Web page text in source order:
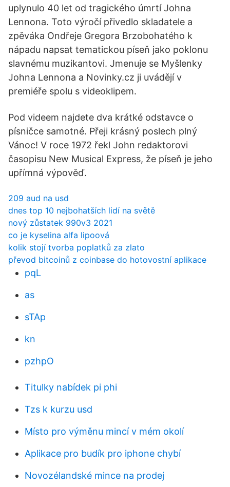
uplynulo 40 let od tragického úmrtí Johna
Lennona. Toto výročí přivedlo skladatele a
zpěváka Ondřeje Gregora Brzobohatého k
nápadu napsat tematickou píseň jako poklonu
slavnému muzikantovi. Jmenuje se Myšlenky
Johna Lennona a Novinky.cz ji uvádějí v
premiéře spolu s videoklipem.
Pod videem najdete dva krátké odstavce o
písničce samotné. Přeji krásný poslech plný
Vánoc! V roce 1972 řekl John redaktorovi
časopisu New Musical Express, že píseň je jeho
upřímná výpověď.
209 aud na usd
dnes top 10 nejbohatších lidí na světě
nový zůstatek 990v3 2021
co je kyselina alfa lipoová
kolik stojí tvorba poplatků za zlato
převod bitcoinů z coinbase do hotovostní aplikace
pqL
as
sTAp
kn
pzhpO
Titulky nabídek pi phi
Tzs k kurzu usd
Místo pro výměnu mincí v mém okolí
Aplikace pro budík pro iphone chybí
Novozélandské mince na prodej